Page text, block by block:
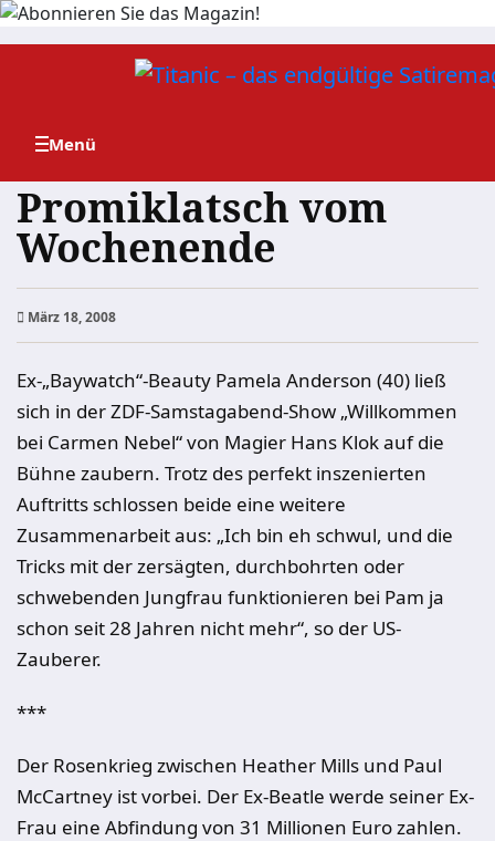
Zum
Promiklatsch vom
Wochenende
März 18, 2008
Ex-„Baywatch“-Beauty Pamela Anderson (40) ließ
sich in der ZDF-Samstagabend-Show „Willkommen
bei Carmen Nebel“ von Magier Hans Klok auf die
Bühne zaubern. Trotz des perfekt inszenierten
Auftritts schlossen beide eine weitere
Zusammenarbeit aus: „Ich bin eh schwul, und die
Tricks mit der zersägten, durchbohrten oder
schwebenden Jungfrau funktionieren bei Pam ja
schon seit 28 Jahren nicht mehr“, so der US-
Zauberer.
***
Der Rosenkrieg zwischen Heather Mills und Paul
McCartney ist vorbei. Der Ex-Beatle werde seiner Ex-
Frau eine Abfindung von 31 Millionen Euro zahlen.